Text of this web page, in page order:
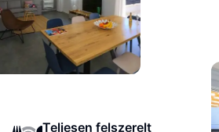
Teljesen felszerelt